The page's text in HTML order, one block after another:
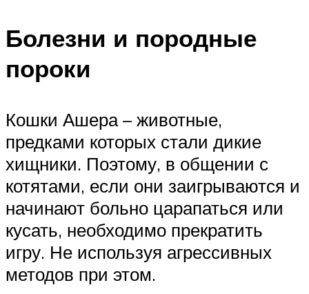
Болезни и породные
пороки
Кошки Ашера – животные,
предками которых стали дикие
хищники. Поэтому, в общении с
котятами, если они заигрываются и
начинают больно царапаться или
кусать, необходимо прекратить
игру. Не используя агрессивных
методов при этом.